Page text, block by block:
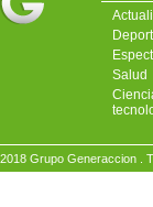
Salud
2018 Grupo Generaccion